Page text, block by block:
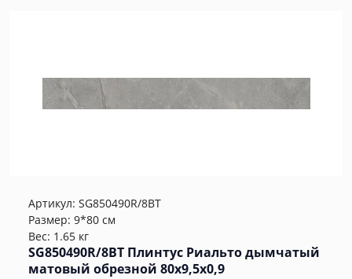
Артикул: SG850490R/8BT
Размер: 9*80 см
Вес: 1.65 кг
SG850490R/8BT Плинтус Риальто дымчатый
матовый обрезной 80x9,5x0,9